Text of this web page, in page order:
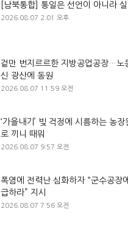
[남북통합] 통일은 선언이 아니라
2026.08.07 2:01 오후
겉만 번지르르한 지방공업공장…노
신 광산에 동원
2026.08.07 11:59 오전
‘가을내기’ 빚 걱정에 시름하는 농
로 끼니 때워
2026.08.07 9:57 오전
폭염에 전력난 심화하자 “군수공장
급하라” 지시
2026.08.07 7:56 오전